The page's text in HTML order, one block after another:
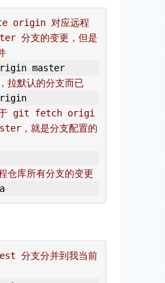
origin 对应远程
分支的变更，但是
master
拉默认的分支而已
于 git fetch origi
，就是分支配置的
仓库所有分支的变更
a
分支分并到我当前